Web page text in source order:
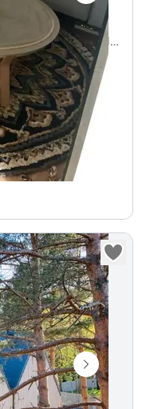
Vanagupės g. 33C, Palanga, Palangos miesto savivaldybė, Lietuva